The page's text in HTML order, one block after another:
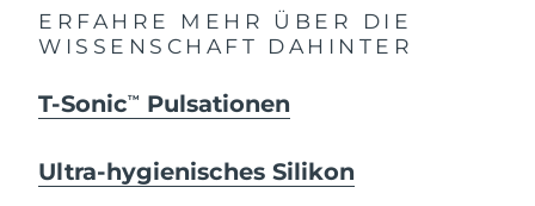
ERFAHRE MEHR ÜBER DIE
WISSENSCHAFT DAHINTER
T-SonicTM Pulsationen
Ultra-hygienisches Silikon